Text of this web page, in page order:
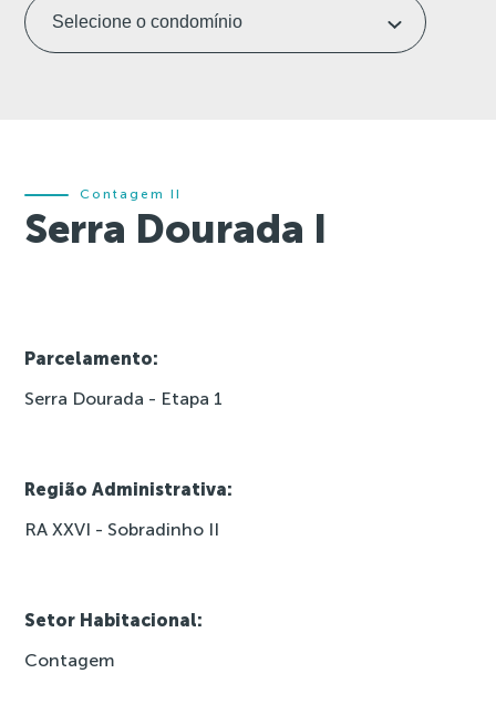
Contagem II
Serra Dourada I
Parcelamento:
Serra Dourada - Etapa 1
Região Administrativa:
RA XXVI - Sobradinho II
Setor Habitacional:
Contagem